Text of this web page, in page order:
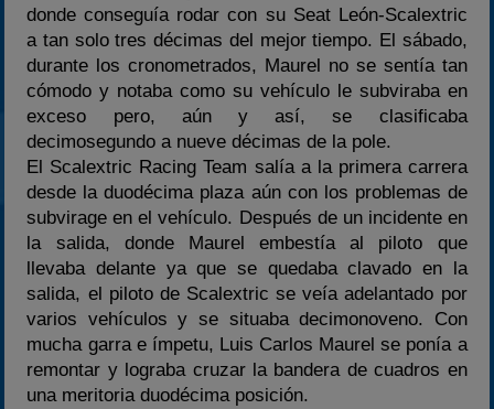
donde conseguía rodar con su Seat León-Scalextric
a tan solo tres décimas del mejor tiempo. El sábado,
durante los cronometrados, Maurel no se sentía tan
cómodo y notaba como su vehículo le subviraba en
exceso pero, aún y así, se clasificaba
decimosegundo a nueve décimas de la pole.
El Scalextric Racing Team salía a la primera carrera
desde la duodécima plaza aún con los problemas de
subvirage en el vehículo. Después de un incidente en
la salida, donde Maurel embestía al piloto que
llevaba delante ya que se quedaba clavado en la
salida, el piloto de Scalextric se veía adelantado por
varios vehículos y se situaba decimonoveno. Con
mucha garra e ímpetu, Luis Carlos Maurel se ponía a
remontar y lograba cruzar la bandera de cuadros en
una meritoria duodécima posición.